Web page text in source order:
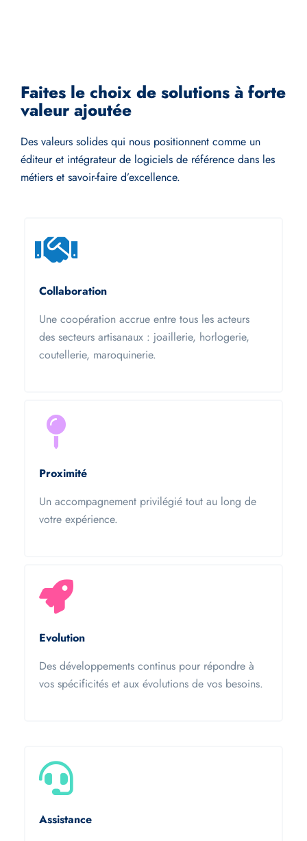
Faites le choix de solutions à forte
valeur ajoutée
Des valeurs solides qui nous positionnent comme un
éditeur et intégrateur de logiciels de référence dans les
métiers et savoir-faire d’excellence.
Collaboration
Une coopération accrue entre tous les acteurs
des secteurs artisanaux : joaillerie, horlogerie,
coutellerie, maroquinerie.
Proximité
Un accompagnement privilégié tout au long de
votre expérience.
Evolution
Des développements continus pour répondre à
vos spécificités et aux évolutions de vos besoins.
Assistance